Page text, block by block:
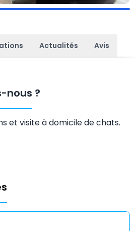
Actualités Avis
nous ?
et visite à domicile de chats.